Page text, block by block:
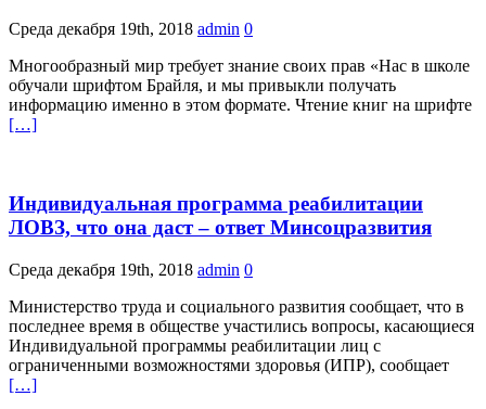
Среда декабря 19th, 2018 admin 0
Многообразный мир требует знание своих прав «Нас в школе
обучали шрифтом Брайля, и мы привыкли получать
информацию именно в этом формате. Чтение книг на шрифте
[…]
Индивидуальная программа реабилитации
ЛОВЗ, что она даст – ответ Минсоцразвития
Среда декабря 19th, 2018 admin 0
Министерство труда и социального развития сообщает, что в
последнее время в обществе участились вопросы, касающиеся
Индивидуальной программы реабилитации лиц с
ограниченными возможностями здоровья (ИПР), сообщает
[…]